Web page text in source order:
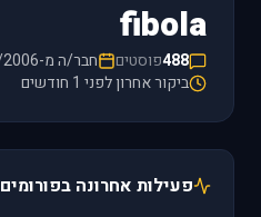
fibola
488פוסטים
חבר/ה מ-11/2006
ביקור אחרון לפני 1 חודשים
פעילות אחרונה בפורומים